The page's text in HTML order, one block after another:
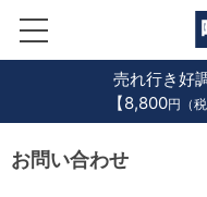
売れ行き好
【8,800円（税
お問い合わせ